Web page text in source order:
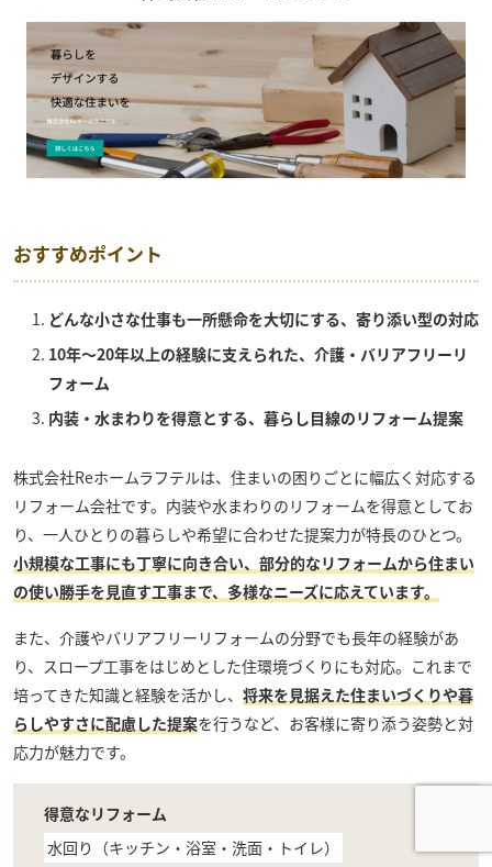
おすすめポイント
どんな小さな仕事も一所懸命を大切にする、寄り添い型の対応
10年〜20年以上の経験に支えられた、介護・バリアフリーリ
フォーム
内装・水まわりを得意とする、暮らし目線のリフォーム提案
株式会社Reホームラフテルは、住まいの困りごとに幅広く対応する
リフォーム会社です。内装や水まわりのリフォームを得意としてお
り、一人ひとりの暮らしや希望に合わせた提案力が特長のひとつ。
小規模な工事にも丁寧に向き合い、部分的なリフォームから住まい
の使い勝手を見直す工事まで、多様なニーズに応えています。
また、介護やバリアフリーリフォームの分野でも長年の経験があ
り、スロープ工事をはじめとした住環境づくりにも対応。これまで
培ってきた知識と経験を活かし、 将来を見据えた住まいづくりや暮
らしやすさに配慮した提案を行うなど、お客様に寄り添う姿勢と対
応力が魅力です。
得意なリフォーム
水回り（キッチン・浴室・洗面・トイレ）